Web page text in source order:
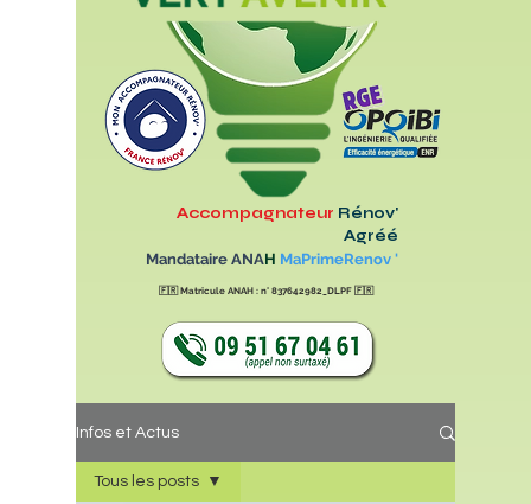
Accompagnateur Rénov'
Agréé
Mandataire ANAH MaPrimeRenov '
🇫🇷Matricule ANAH : n° 837642982_DLPF🇫🇷
Infos et Actus
Tous les posts